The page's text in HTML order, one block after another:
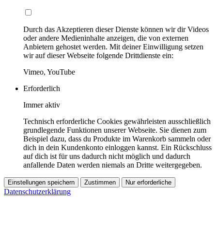
Durch das Akzeptieren dieser Dienste können wir dir Videos
oder andere Medieninhalte anzeigen, die von externen
Anbietern gehostet werden. Mit deiner Einwilligung setzen
wir auf dieser Webseite folgende Drittdienste ein:
Vimeo, YouTube
Erforderlich
Immer aktiv
Technisch erforderliche Cookies gewährleisten ausschließlich
grundlegende Funktionen unserer Webseite. Sie dienen zum
Beispiel dazu, dass du Produkte im Warenkorb sammeln oder
dich in dein Kundenkonto einloggen kannst. Ein Rückschluss
auf dich ist für uns dadurch nicht möglich und dadurch
anfallende Daten werden niemals an Dritte weitergegeben.
Einstellungen speichern Zustimmen Nur erforderliche
Datenschutzerklärung